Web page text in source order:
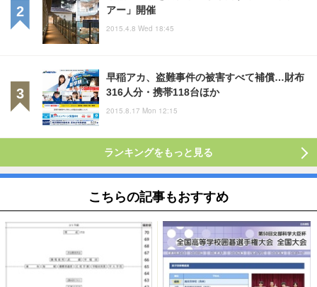
アー」開催
2015.4.8 Wed 18:45
早稲アカ、盗難事件の被害すべて補償…財布
316人分・携帯118台ほか
2015.8.17 Mon 12:15
ランキングをもっと見る
こちらの記事もおすすめ